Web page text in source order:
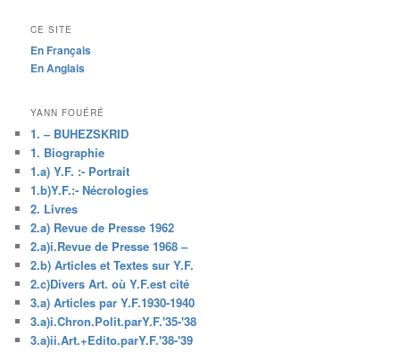
CE SITE
En Français
En Anglais
YANN FOUÉRÉ
1. – BUHEZSKRID
1. Biographie
1.a) Y.F. :- Portrait
1.b)Y.F.:- Nécrologies
2. Livres
2.a) Revue de Presse 1962
2.a)i.Revue de Presse 1968 –
2.b) Articles et Textes sur Y.F.
2.c)Divers Art. où Y.F.est cité
3.a) Articles par Y.F.1930-1940
3.a)i.Chron.Polit.parY.F.'35-'38
3.a)ii.Art.+Edito.parY.F.'38-'39